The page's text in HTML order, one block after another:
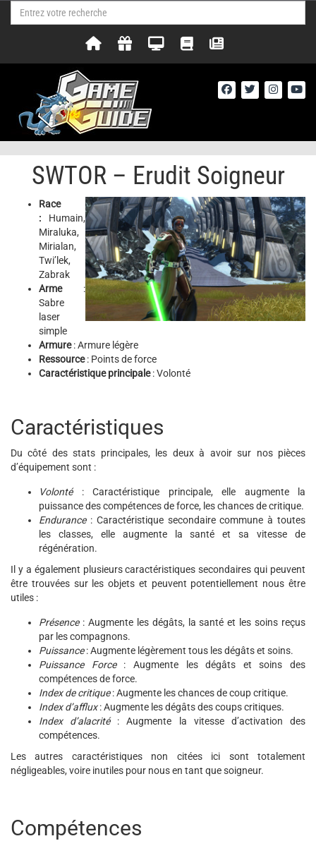
SWTOR – Erudit Soigneur
Race
: Humain,
Miraluka,
Mirialan,
Twi’lek,
Zabrak
Arme:
Sabre
laser
simple
Armure: Armure légère
Ressource: Points de force
Caractéristique principale: Volonté
Caractéristiques
Du côté des stats principales, les deux à avoir sur nos pièces
d’équipement sont :
Volonté: Caractéristique principale, elle augmente la
puissance des compétences de force, les chances de critique.
Endurance : Caractéristique secondaire commune à toutes
les classes, elle augmente la santé et sa vitesse de
régénération.
Il y a également plusieurs caractéristiques secondaires qui peuvent
être trouvées sur les objets et peuvent potentiellement nous être
utiles :
Présence : Augmente les dégâts, la santé et les soins reçus
par les compagnons.
Puissance: Augmente légèrement tous les dégâts et soins.
Puissance Force: Augmente les dégâts et soins des
compétences de force.
Index de critique: Augmente les chances de coup critique.
Index d’afflux: Augmente les dégâts des coups critiques.
Index d’alacrité: Augmente la vitesse d’activation des
compétences.
Les autres caractéristiques non citées ici sont totalement
négligeables, voire inutiles pour nous en tant que soigneur.
Compétences